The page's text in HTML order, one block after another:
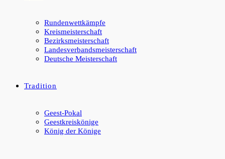
Rundenwettkämpfe
Kreismeisterschaft
Bezirksmeisterschaft
Landesverbandsmeisterschaft
Deutsche Meisterschaft
Tradition
Geest-Pokal
Geestkreiskönige
König der Könige